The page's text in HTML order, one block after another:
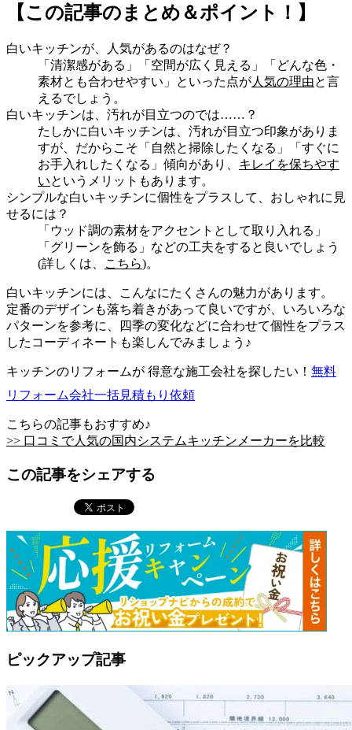
【この記事のまとめ＆ポイント！】
白いキッチンが、人気があるのはなぜ？
「清潔感がある」「空間が広く見える」「どんな色・
素材とも合わせやすい」といった点が人気の理由と言
えるでしょう。
白いキッチンは、汚れが目立つのでは……？
たしかに白いキッチンは、汚れが目立つ印象がありま
すが、だからこそ「自然と掃除したくなる」「すぐに
お手入れしたくなる」傾向があり、 キレイを保ちやす
いというメリットもあります。
シンプルな白いキッチンに個性をプラスして、おしゃれに見
せるには？
「ウッド調の素材をアクセントとして取り入れる」
「グリーンを飾る」などの工夫をすると良いでしょう
(詳しくは、
こちら)。
白いキッチンには、こんなにたくさんの魅力があります。
定番のデザインも落ち着きがあって良いですが、いろいろな
パターンを参考に、四季の変化などに合わせて個性をプラス
したコーディネートも楽しんでみましょう♪
キッチンのリフォームが 得意な施工会社を探したい！ 無料
リフォーム会社一括見積もり依頼
こちらの記事もおすすめ♪
>> 口コミで人気の国内システムキッチンメーカーを比較
この記事をシェアする
ピックアップ記事